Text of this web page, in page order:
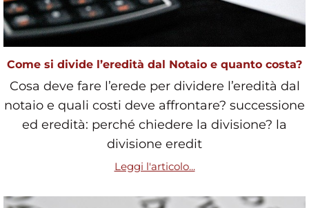
Come si divide l’eredità dal Notaio e quanto costa?
Cosa deve fare l’erede per dividere l’eredità dal
notaio e quali costi deve affrontare? successione
ed eredità: perché chiedere la divisione? la
divisione eredit
Leggi l'articolo...